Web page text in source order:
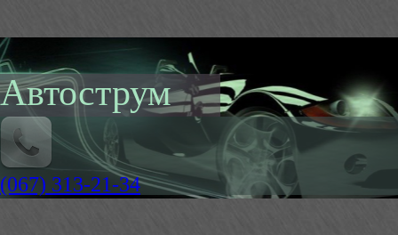
Автострум
(067) 313-21-34